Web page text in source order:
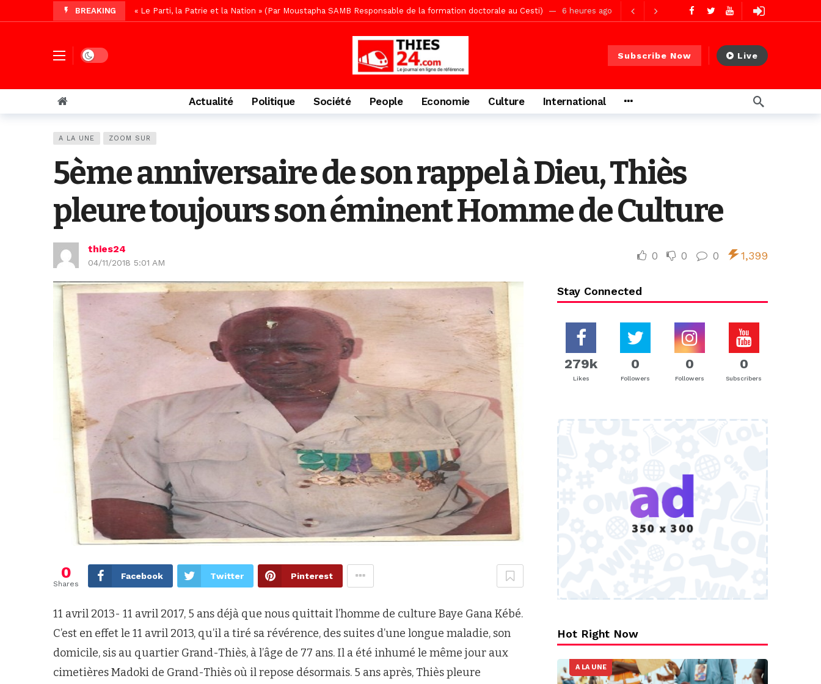
BREAKING Affaire Pape Cheikh Diallo : La liste des bénéficiaires de non-lieu et des prévenus renvoyés en procès 7 heures ago
Vidéo/ L’arrivée spectaculaire à la gare de Thiès, du dernier train en provenance de Touba
Vidéo/ Grand Thiès en deuil, Cheikh Ndiaye l’initiateur du kurel 18 Safar a péri dans un accident
Vidéo/Gamou Bakhdad chez Boroom Ndaam, sécurité, eau, au coeur des priorités 1 jour ago
Vidéo/Magal Serigne Abdoulaye Yakhine, le Comité d’organisation dévoile ses priorités 1 jour ago
Tivaouane/L’hôpital Seydi El Hadji Malick Sy reçoit ses premiers malades lundi 10 Août
Vidéo/Une première, lancement de vacances agricoles au Lycée Malick Sy de Thiès 6 heures ago
Dark mode Subscribe Now Live
Actualité Politique Société People Economie Culture International
A LA UNE ZOOM SUR
5ème anniversaire de son rappel à Dieu, Thiès
pleure toujours son éminent Homme de Culture
thies24
04/11/2018 5:01 AM
0 0 0 1,399
0
Shares
Facebook Twitter Pinterest
11 avril 2013- 11 avril 2017, 5 ans déjà que nous quittait l’homme de culture Baye Gana Kébé.
C’est en effet le 11 avril 2013, qu’il a tiré sa révérence, des suites d’une longue maladie, son
domicile, sis au quartier Grand-Thiès, à l’âge de 77 ans. Il a été inhumé le même jour aux
cimetières Madoki de Grand-Thiès où il repose désormais. 5 ans après, Thiès pleure
Stay Connected
279k
Likes
0
Followers
0
Followers
0
Subscribers
Hot Right Now
A LA UNE